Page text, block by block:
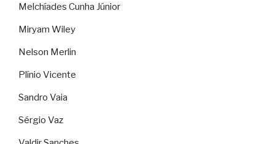
Melchíades Cunha Júnior
Miryam Wiley
Nelson Merlin
Plínio Vicente
Sandro Vaia
Sérgio Vaz